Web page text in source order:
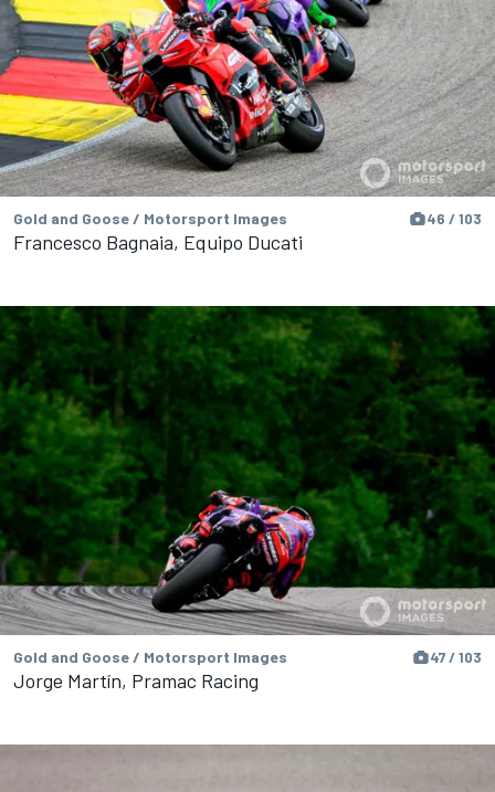
Gold and Goose / Motorsport Images 46 / 103
Francesco Bagnaia, Equipo Ducati
Gold and Goose / Motorsport Images 47 / 103
Jorge Martín, Pramac Racing